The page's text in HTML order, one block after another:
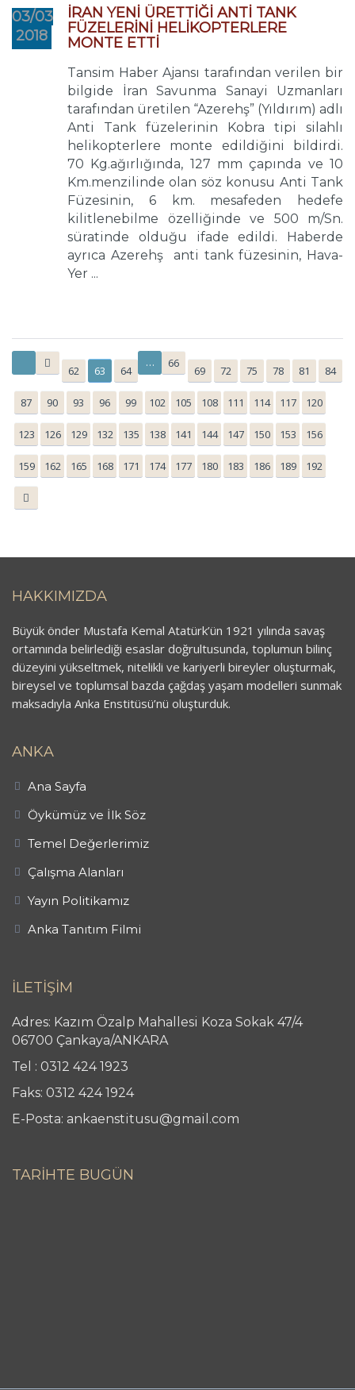
03/03
2018
İRAN YENİ ÜRETTİĞİ ANTİ TANK
FÜZELERİNİ HELİKOPTERLERE
MONTE ETTİ
Tansim Haber Ajansı tarafından verilen bir
bilgide İran Savunma Sanayi Uzmanları
tarafından üretilen “Azerehş” (Yıldırım) adlı
Anti Tank füzelerinin Kobra tipi silahlı
helikopterlere monte edildiğini bildirdi.
70 Kg.ağırlığında, 127 mm çapında ve 10
Km.menzilinde olan söz konusu Anti Tank
Füzesinin, 6 km. mesafeden hedefe
kilitlenebilme özelliğinde ve 500 m/Sn.
süratinde olduğu ifade edildi. Haberde
ayrıca Azerehş anti tank füzesinin, Hava-
Yer ...
62 63 64
… 66
69 72 75 78 81 84
87 90 93 96 99 102 105 108 111 114 117 120
123 126 129 132 135 138 141 144 147 150 153 156
159 162 165 168 171 174 177 180 183 186 189 192
HAKKIMIZDA
Büyük önder Mustafa Kemal Atatürk’ün 1921 yılında savaş
ortamında belirlediği esaslar doğrultusunda, toplumun bilinç
düzeyini yükseltmek, nitelikli ve kariyerli bireyler oluşturmak,
bireysel ve toplumsal bazda çağdaş yaşam modelleri sunmak
maksadıyla Anka Enstitüsü’nü oluşturduk.
ANKA
Ana Sayfa
Öykümüz ve İlk Söz
Temel Değerlerimiz
Çalışma Alanları
Yayın Politikamız
Anka Tanıtım Filmi
İLETİŞİM
Adres: Kazım Özalp Mahallesi Koza Sokak 47/4
06700 Çankaya/ANKARA
Tel : 0312 424 1923
Faks: 0312 424 1924
E-Posta: ankaenstitusu@gmail.com
TARİHTE BUGÜN